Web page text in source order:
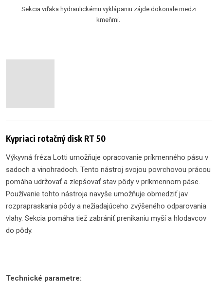
Sekcia vďaka hydraulickému vyklápaniu zájde dokonale medzi
kmeňmi.
Kypriaci rotačný disk RT 50
Výkyvná fréza Lotti umožňuje opracovanie príkmenného pásu v
sadoch a vinohradoch. Tento nástroj svojou povrchovou prácou
pomáha udržovať a zlepšovať stav pôdy v príkmennom páse.
Používanie tohto nástroja navyše umožňuje obmedziť jav
rozprapraskania pôdy a nežiadajúceho zvýšeného odparovania
vlahy. Sekcia pomáha tiež zabrániť prenikaniu myší a hlodavcov
do pôdy.
Technické parametre: